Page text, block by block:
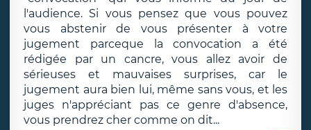
l'audience. Si vous pensez que vous pouvez
vous abstenir de vous présenter à votre
jugement parceque la convocation a été
rédigée par un cancre, vous allez avoir de
sérieuses et mauvaises surprises, car le
jugement aura bien lui, même sans vous, et les
juges n'appréciant pas ce genre d'absence,
vous prendrez cher comme on dit...